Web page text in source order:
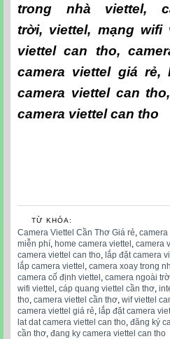
trong nhà viettel,
trời, viettel, mạng wifi
viettel can tho,
camera viettel giá rẻ,
camera viettel can tho
camera viettel can tho
TỪ KHÓA:
Camera Viettel Cần Thơ Giá rẻ, camera
miễn phí, home camera viettel , camera
camera viettel can tho, lắp đặt camera
lắp camera viettel , camera xoay trong
camera cố định viettel , camera ngoài
wifi viettel , cáp quang viettel cần thơ,
tho, camera viettel cần thơ, wif viettel
camera viettel giá rẻ, lắp đặt camera
lat dat camera viettel can tho, đăng ký
cần thơ, đang ky camera viettel can tho